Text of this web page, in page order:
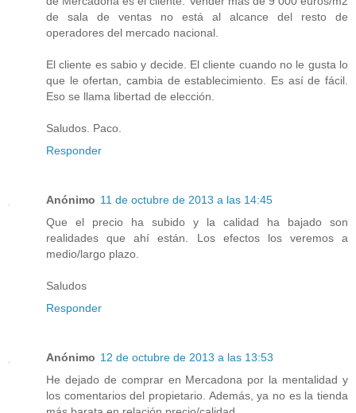
de sala de ventas no está al alcance del resto de
operadores del mercado nacional.
El cliente es sabio y decide. El cliente cuando no le gusta lo
que le ofertan, cambia de establecimiento. Es así de fácil.
Eso se llama libertad de elección.
Saludos. Paco.
Responder
Anónimo 11 de octubre de 2013 a las 14:45
Que el precio ha subido y la calidad ha bajado son
realidades que ahí están. Los efectos los veremos a
medio/largo plazo.
Saludos
Responder
Anónimo 12 de octubre de 2013 a las 13:53
He dejado de comprar en Mercadona por la mentalidad y
los comentarios del propietario. Además, ya no es la tienda